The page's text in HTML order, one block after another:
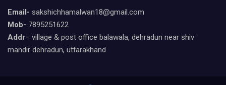
Email- sakshichhamalwan18@gmail.com
Mob- 7895251622
Addr– village & post office balawala, dehradun near shiv
mandir dehradun, uttarakhand